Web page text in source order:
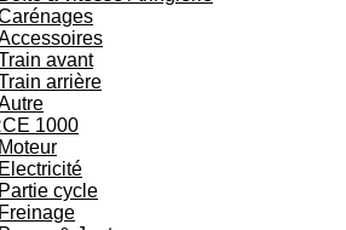
avant
arrière
1000
Moteur
Electricité
Partie cycle
Freinage